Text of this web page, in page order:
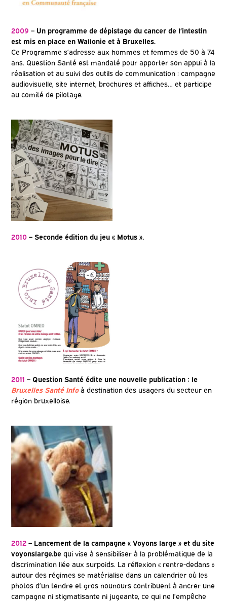
2009 – Un programme de dépistage du cancer de l’intestin
est mis en place en Wallonie et à Bruxelles.
Ce Programme s’adresse aux hommes et femmes de 50 à 74
ans. Question Santé est mandaté pour apporter son appui à la
réalisation et au suivi des outils de communication : campagne
audiovisuelle, site internet, brochures et affiches… et participe
au comité de pilotage.
2010 – Seconde édition du jeu « Motus ».
2011 – Question Santé édite une nouvelle publication : le
Bruxelles Santé Infoà destination des usagers du secteur en
région bruxelloise.
2012 – Lancement de la campagne « Voyons large » et du site
voyonslarge.be qui vise à sensibiliser à la problématique de la
discrimination liée aux surpoids. La réflexion « rentre-dedans »
autour des régimes se matérialise dans un calendrier où les
photos d’un tendre et gros nounours contribuent à ancrer une
campagne ni stigmatisante ni jugeante, ce qui ne l’empêche